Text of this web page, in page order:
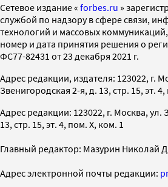
Cетевое издание « forbes.ru »
службой по надзору в сфере связи,
технологий и массовых
номер и дата принятия решения о
ФС77-82431 от 23 декабря 2021 г.
Адрес редакции, издателя: 123022, г.
Звенигородская 2-я, д. 13, стр. 15, эт.
Адрес редакции: 123022, г. Москва, ул.
13, стр. 15, эт. 4, пом. X, ком. 1
Главный редактор: Мазурин Николай
Адрес электронной почты редакции: